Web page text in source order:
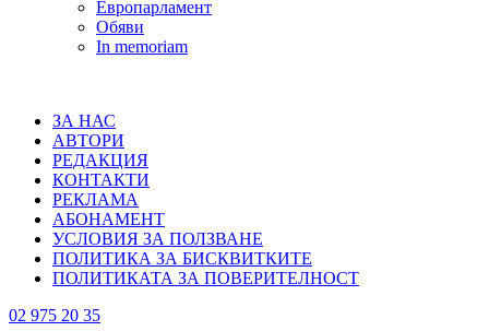
Европарламент
Обяви
In memoriam
ЗА НАС
АВТОРИ
РЕДАКЦИЯ
КОНТАКТИ
РЕКЛАМА
АБОНАМЕНТ
УСЛОВИЯ ЗА ПОЛЗВАНЕ
ПОЛИТИКА ЗА БИСКВИТКИТЕ
ПОЛИТИКАТА ЗА ПОВЕРИТЕЛНОСТ
02 975 20 35